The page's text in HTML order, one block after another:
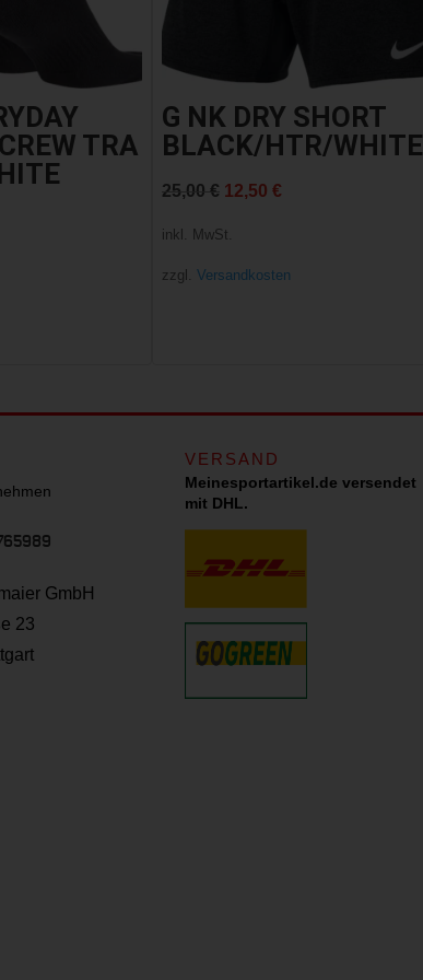
TRA
G NK DRY SHORT
BLACK/HTR/WHITE
25,00 € Ursprünglicher
12,50 €
inkl. MwSt.
zzgl. Versandkosten
GmbH
23
VERSAND
Meinesportartikel.de versendet
mit DHL.